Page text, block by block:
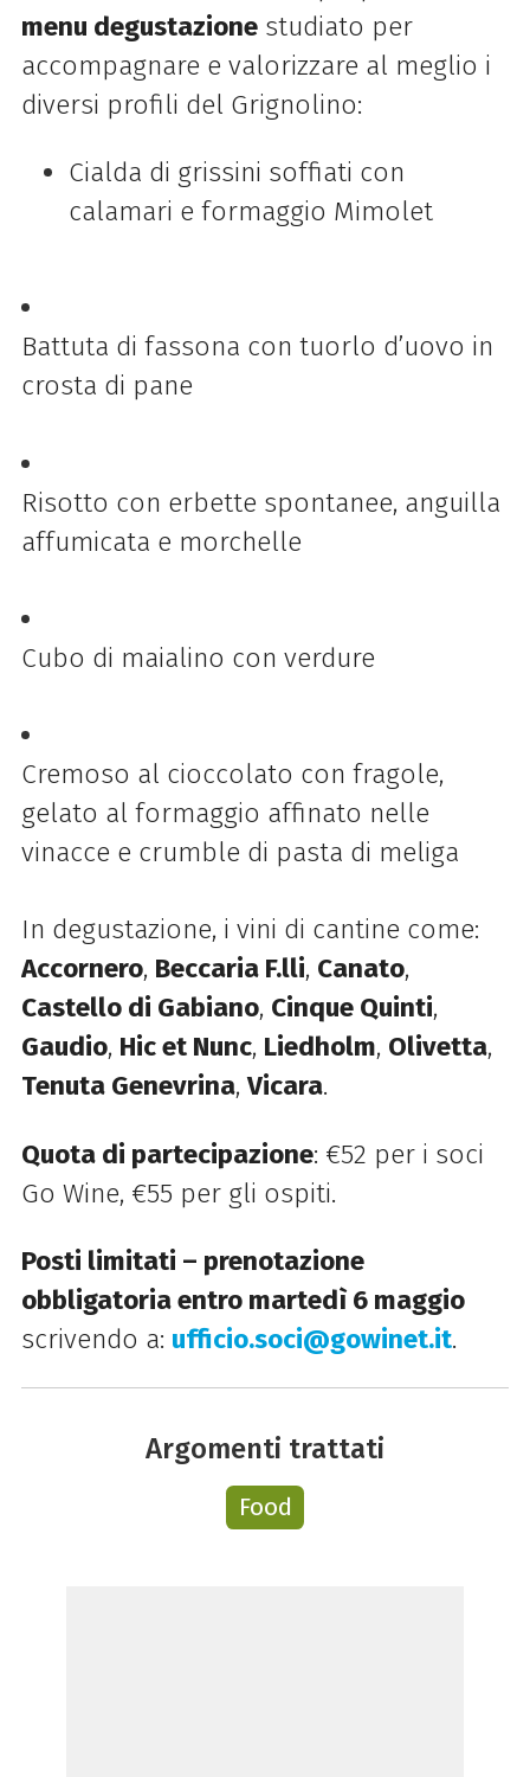
menu degustazionestudiato per
accompagnare e valorizzare al meglio i
diversi profili del Grignolino:
Cialda di grissini soffiati con
calamari e formaggio Mimolet
Battuta di fassona con tuorlo d’uovo in
crosta di pane
Risotto con erbette spontanee, anguilla
affumicata e morchelle
Cubo di maialino con verdure
Cremoso al cioccolato con fragole,
gelato al formaggio affinato nelle
vinacce e crumble di pasta di meliga
In degustazione, i vini di cantine come:
Accornero, Beccaria F.lli, Canato,
Castello di Gabiano, Cinque Quinti,
Gaudio, Hic et Nunc, Liedholm, Olivetta,
Tenuta Genevrina,Vicara.
Quota di partecipazione: €52 per i soci
Go Wine, €55 per gli ospiti.
Posti limitati – prenotazione
obbligatoria entro martedì 6 maggio
scrivendo a: ufficio.soci@gowinet.it.
Argomenti trattati
Food